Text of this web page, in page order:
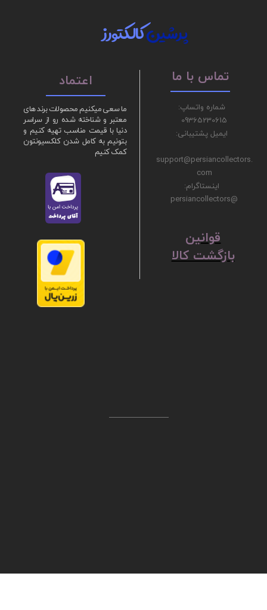
ما سعی میکنیم محصولات برند های
معتبر و شناخته شده رو از سراسر
دنیا با قیمت مناسب تهیه کنیم و
بتونیم به کامل شدن کلکسیونتون
کمک کنیم
پرشینکالکتورز
شماره واتساپ:
09365230615
ایمیل پشتیبانی:
support@persiancollectors.
com
اینستاگرام:
@persiancollectors
تماس با ما اعتماد
ق​​​​​​​وانین
بازگشت کالا